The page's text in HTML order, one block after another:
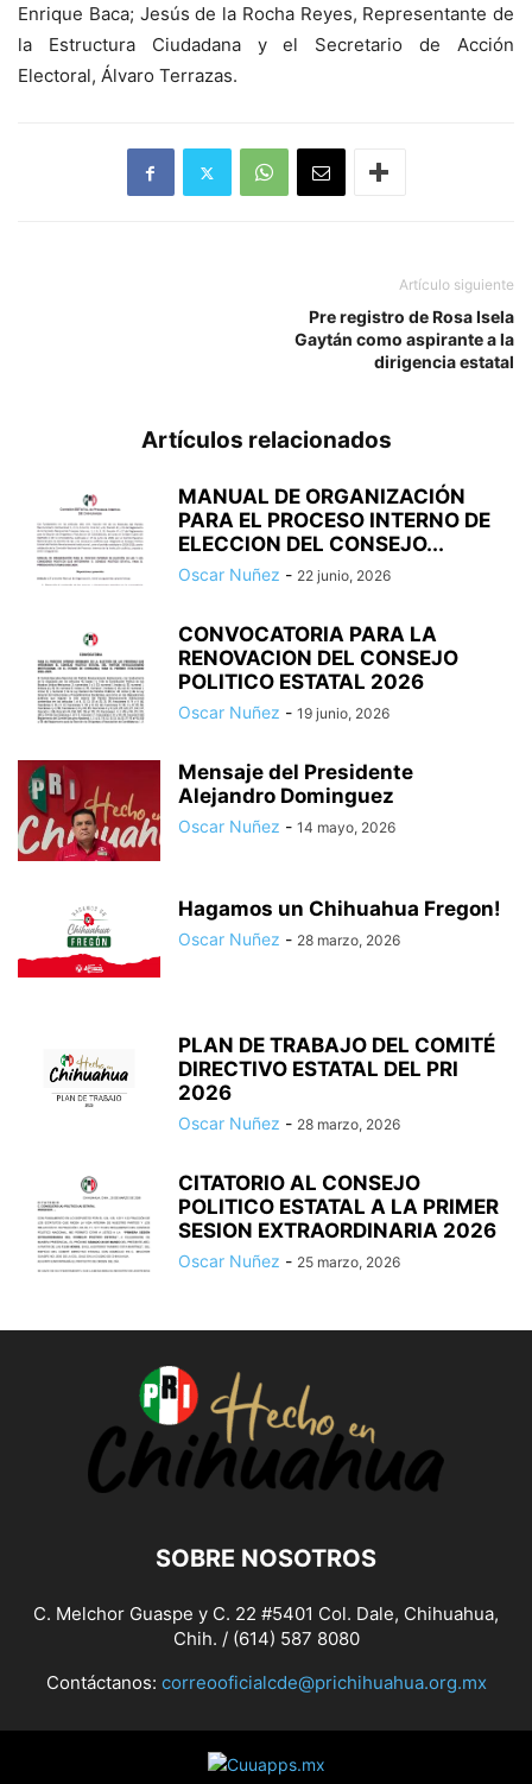
Enrique Baca; Jesús de la Rocha Reyes, Representante de
la Estructura Ciudadana y el Secretario de Acción
Electoral, Álvaro Terrazas.
Artículo siguiente
Pre registro de Rosa Isela
Gaytán como aspirante a la
dirigencia estatal
Artículos relacionados
MANUAL DE ORGANIZACIÓN
PARA EL PROCESO INTERNO DE
ELECCION DEL CONSEJO...
Oscar Nuñez - 22 junio, 2026
CONVOCATORIA PARA LA
RENOVACION DEL CONSEJO
POLITICO ESTATAL 2026
Oscar Nuñez - 19 junio, 2026
Mensaje del Presidente
Alejandro Dominguez
Oscar Nuñez - 14 mayo, 2026
Hagamos un Chihuahua Fregon!
Oscar Nuñez - 28 marzo, 2026
PLAN DE TRABAJO DEL COMITÉ
DIRECTIVO ESTATAL DEL PRI
2026
Oscar Nuñez - 28 marzo, 2026
CITATORIO AL CONSEJO
POLITICO ESTATAL A LA PRIMER
SESION EXTRAORDINARIA 2026
Oscar Nuñez - 25 marzo, 2026
SOBRE NOSOTROS
C. Melchor Guaspe y C. 22 #5401 Col. Dale, Chihuahua,
Chih. / (614) 587 8080
Contáctanos: correooficialcde@prichihuahua.org.mx